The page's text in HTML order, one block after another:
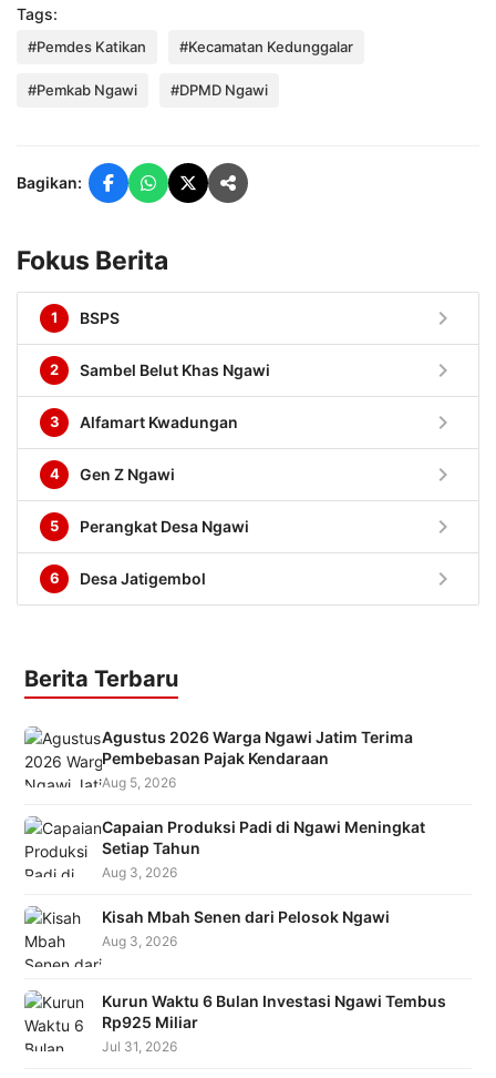
Tags:
#Pemdes Katikan #Kecamatan Kedunggalar
#Pemkab Ngawi #DPMD Ngawi
Bagikan:
Fokus Berita
1 BSPS chevron_right
2 Sambel Belut Khas Ngawi chevron_right
3 Alfamart Kwadungan chevron_right
4 Gen Z Ngawi chevron_right
5 Perangkat Desa Ngawi chevron_right
6 Desa Jatigembol chevron_right
Berita Terbaru
Agustus 2026 Warga Ngawi Jatim Terima
Pembebasan Pajak Kendaraan
Aug 5, 2026
Capaian Produksi Padi di Ngawi Meningkat
Setiap Tahun
Aug 3, 2026
Kisah Mbah Senen dari Pelosok Ngawi
Aug 3, 2026
Kurun Waktu 6 Bulan Investasi Ngawi Tembus
Rp925 Miliar
Jul 31, 2026